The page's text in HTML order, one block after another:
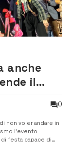
anche
il
0
non voler andare in
l’evento
festa capace di